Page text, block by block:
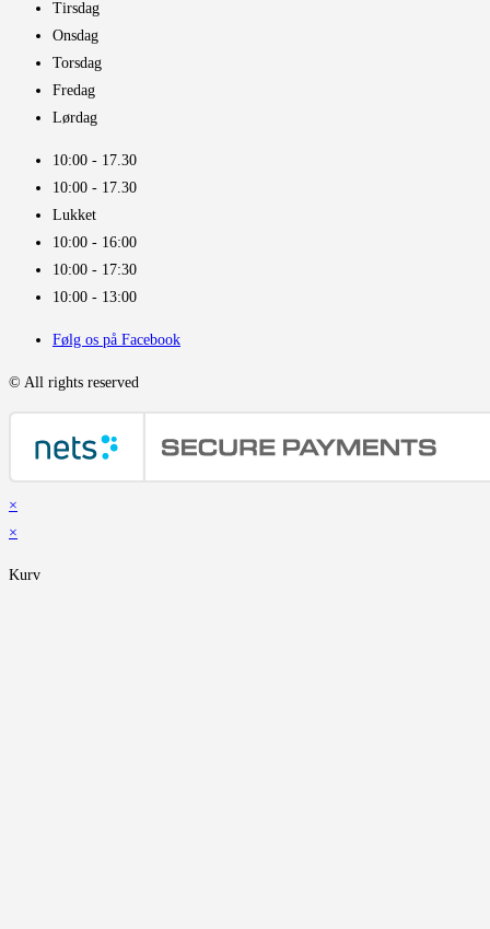
Tirsdag
Onsdag
Torsdag
Fredag
Lørdag
10:00 - 17.30​
10:00 - 17.30​
Lukket
10:00 - 16:00​
10:00 - 17:30
10:00 - 13:00
Følg os på Facebook
© All rights reserved
×
×
Kurv